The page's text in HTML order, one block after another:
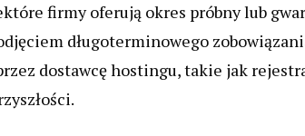
firmy oferują okres próbny lub
długoterminowego
dostawcę hostingu, takie jak